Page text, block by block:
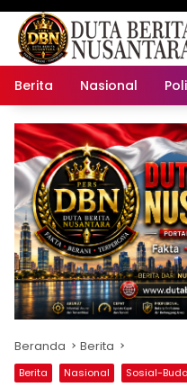
Berita Nasional
Beranda Berita
Berita Nasional Sosial-